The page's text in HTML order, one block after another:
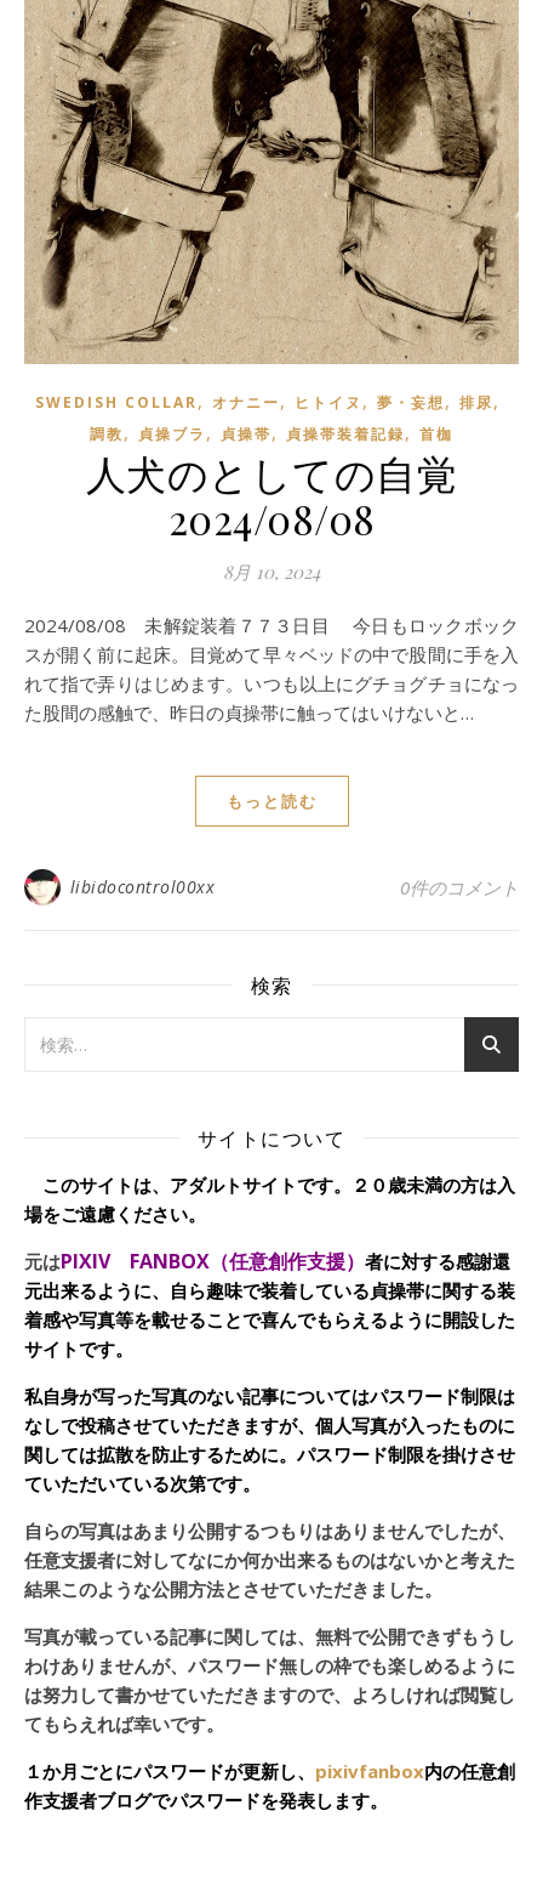
SWEDISH COLLAR, オナニー, ヒトイヌ , 夢・妄想, 排尿,
調教, 貞操ブラ , 貞操帯, 貞操帯装着記録, 首枷
人犬のとしての自覚
2024/08/08
8月 10, 2024
2024/08/08 未解錠装着７７３日目 今日もロックボック
スが開く前に起床。目覚めて早々ベッドの中で股間に手を入
れて指で弄りはじめます。いつも以上にグチョグチョになっ
た股間の感触で、昨日の貞操帯に触ってはいけないと…
もっと読む
libidocontrol00xx 0件のコメント
検索
サイトについて
このサイトは、アダルトサイトです。２０歳未満の方は入
場をご遠慮ください。
元はPIXIV FANBOX（任意創作支援） 者に対する感謝還
元出来るように、自ら趣味で装着している貞操帯に関する装
着感や写真等を載せることで喜んでもらえるように開設した
サイトです。
私自身が写った写真のない記事についてはパスワード制限は
なしで投稿させていただきますが、個人写真が入ったものに
関しては拡散を防止するために。パスワード制限を掛けさせ
ていただいている次第です。
自らの写真はあまり公開するつもりはありませんでしたが、
任意支援者に対してなにか何か出来るものはないかと考えた
結果このような公開方法とさせていただきました。
写真が載っている記事に関しては、無料で公開できずもうし
わけありませんが、パスワード無しの枠でも楽しめるように
は努力して書かせていただきますので、よろしければ閲覧し
てもらえれば幸いです。
１か月ごとにパスワードが更新し、 pixivfanbox内の任意創
作支援者ブログでパスワードを発表します。